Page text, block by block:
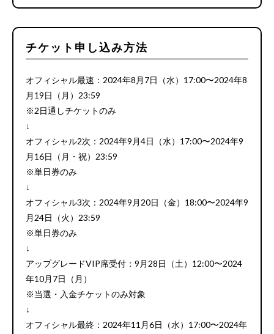
チケット申し込み方法
オフィシャル最速：2024年8月7日（水）17:00〜2024年8
月19日（月）23:59
※2日通しチケットのみ
↓
オフィシャル2次：2024年9月4日（水）17:00〜2024年9
月16日（月・祝）23:59
※単日券のみ
↓
オフィシャル3次：2024年9月20日（金）18:00〜2024年9
月24日（火）23:59
※単日券のみ
↓
アップグレードVIP席受付：9月28日（土）12:00〜2024
年10月7日（月）
※当選・入金チケットのみ対象
↓
オフィシャル最終：2024年11月6日（水）17:00〜2024年